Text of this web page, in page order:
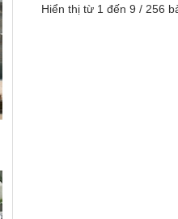
Hiển thị từ 1 đến 9 / 256